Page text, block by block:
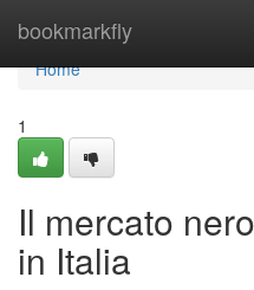
bookmarkfly
Home
Home
1
Il mercato
in Italia